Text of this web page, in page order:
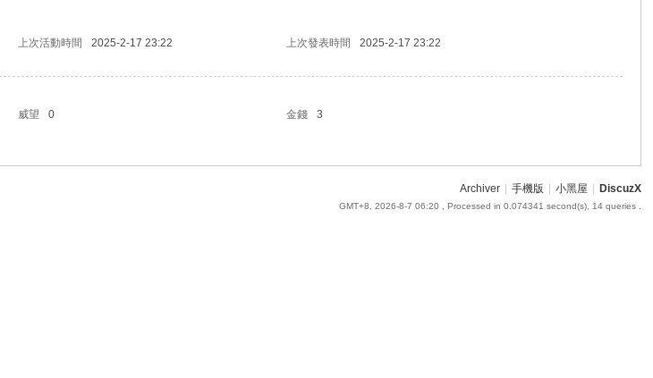
上次活動時間 2025-2-17 23:22 上次發表時間
2025-2-17 23:22
威望 0 金錢
3
Archiver 手機版 小黑屋 DiscuzX
GMT+8, 2026-8-7 06:20 , Processed in 0.074341 second(s), 14 queries .